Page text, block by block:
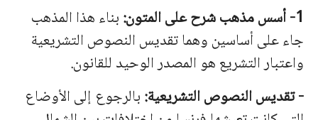
1- أسس مذهب شرح على المتون:
بناء هذا المذهب
جاء على أساسين وهما تقديس النصوص التشريعية
واعتبار التشريع هو المصدر الوحيد للقانون.
-تقديسالنصوصالتشريعية:بالرجوع إلىالأوضاع